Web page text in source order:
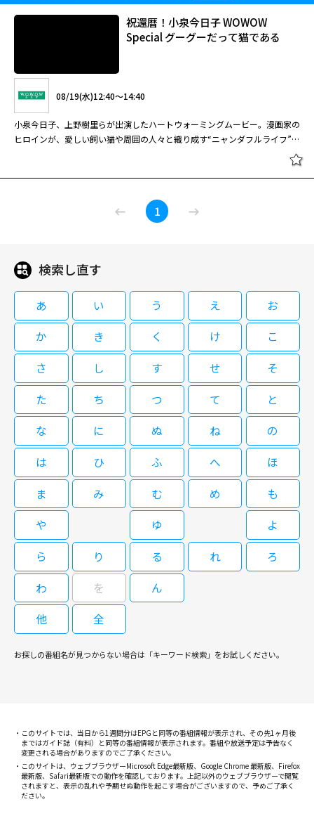
09/02(水)14:00～15:40
文化に翻弄されていく。 京都の独特な文化をユーモアたっぷりに描いたシ
ニカルで痛快なコメディ。フリーライターの女性が、夫の実家である扇子店
をはじめ、京都の老舗商店を取材する中で、婉曲な京言葉の裏に潜む本音を
読み取りきれずにいざこざを生んでいく。「嗤う蟲」などの深川が、京都人
を理解しようとして暴走気味に突っ走る主人公を好演し、室井滋が老舗扇子
店の女将である義母役を圧倒的な存在感で演じた。土地の文化を茶化すので
はなく、人間関係の摩擦やすれ違いを丁寧に描き、誰もが共感できる笑いに
莉子と連載するコミックエッセイの題材として、夫の実家である京都の老舗
扇子店の取材を始めた。大好きな京都の理解者たろうと意気込むまどかだ
やがて大問題に……。
閉じる
０２４年、文化勲章受章記念公演の舞台に臨む姿を犬童一心監督が追った珠
玉のドキュメンタリー。
祝還暦！小泉今日子 WOWOW
Special グーグーだって猫である
08/19(水)12:40～14:40
小泉今日子、上野樹里らが出演したハートウォーミングムービー。漫画家の
ヒロインが、愛しい飼い猫や周囲の人々と織り成す“ニャンダフルライフ”を
愛しい日々を綴った自伝的同名エッセイ漫画を、過去にもその漫画の映画化
化。小泉扮するヒロインと愛猫グーグーとの蜜月関係を軸に、周囲の人間模
様や東京・吉祥寺周辺の日常風景を随所に織り込みながら、その心地よい世
オミら多くのアシスタントを抱え、仕事で多忙な毎日を送る麻子だったが、
しまう。その後、愛らしい子猫と出会った麻子はその猫をグーグーと名付け
て新たなペットにし、次第に元気を回復。そしてグーグーを連れて散歩の途
中、青自という青年と出会って恋も芽生え、麻子の生活はいっそう充実する
かに見えたのだが……。
祝還暦！小泉今日子 WOWOW
Special グーグーだって猫である
08/19(水)12:40～14:40
小泉今日子、上野樹里らが出演したハートウォーミングムービー。漫画家の
ヒロインが、愛しい飼い猫や周囲の人々と織り成す“ニャンダフルライフ”を
心地よいリズムで描写。 少女漫画界の伝説的名匠・大島弓子が飼い猫との
愛しい日々を綴った自伝的同名エッセイ漫画を、過去にもその漫画の映画化
を手掛け、大島の熱狂的ファンを自認する犬童一心監督が独自の感覚で映画
化。小泉扮するヒロインと愛猫グーグーとの蜜月関係を軸に、周囲の人間模
様や東京・吉祥寺周辺の日常風景を随所に織り込みながら、その心地よい世
界をひょうひょうと描写。我々観客もいつの間にかふと肩の力が抜けて心が
癒される愛すべき魅力編に仕上がった。上野のほかも豪華多彩な共演陣だ。
音楽を担当したのは細野晴臣。 吉祥寺に住む、売れっ子漫画家の麻子。ナ
オミら多くのアシスタントを抱え、仕事で多忙な毎日を送る麻子だったが、
ある日、愛猫のサバが死んでしまい、その悲しみから漫画が描けなくなって
しまう。その後、愛らしい子猫と出会った麻子はその猫をグーグーと名付け
て新たなペットにし、次第に元気を回復。そしてグーグーを連れて散歩の途
中、青自という青年と出会って恋も芽生え、麻子の生活はいっそう充実する
かに見えたのだが……。
閉じる
1
検索し直す
あ い う え
お
か
き く け
こ
さ
し す せ
そ
た
ち つ て
と
な
に ぬ ね
の
は
ひ ふ へ
ほ
ま
み む め
も
や
ゆ
よ
ら
り る れ
ろ
わ
を
ん
他
全
お探しの番組名が見つからない場合は「キーワード検索」をお試しください。
このサイトでは、当日から1週間分はEPGと同等の番組情報が表示され、その先1ヶ月後
まではガイド誌（有料）と同等の番組情報が表示されます。番組や放送予定は予告なく
変更される場合がありますのでご了承ください。
このサイトは、ウェブブラウザーMicrosoft Edge最新版、Google Chrome 最新版、Firefox
最新版、Safari最新版での動作を確認しております。上記以外のウェブブラウザーで閲覧
されますと、表示の乱れや予期せぬ動作を起こす場合がございますので、予めご了承く
ださい。